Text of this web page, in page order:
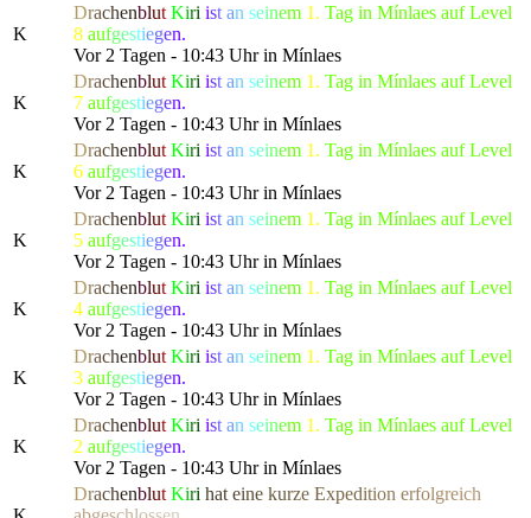
K
Drachenblut Kiri ist an seinem 1. Tag in Mínlaes auf Level
8 aufgestiegen.
Vor 2 Tagen - 10:43 Uhr in Mínlaes
K
Drachenblut Kiri ist an seinem 1. Tag in Mínlaes auf Level
7 aufgestiegen.
Vor 2 Tagen - 10:43 Uhr in Mínlaes
K
Drachenblut Kiri ist an seinem 1. Tag in Mínlaes auf Level
6 aufgestiegen.
Vor 2 Tagen - 10:43 Uhr in Mínlaes
K
Drachenblut Kiri ist an seinem 1. Tag in Mínlaes auf Level
5 aufgestiegen.
Vor 2 Tagen - 10:43 Uhr in Mínlaes
K
Drachenblut Kiri ist an seinem 1. Tag in Mínlaes auf Level
4 aufgestiegen.
Vor 2 Tagen - 10:43 Uhr in Mínlaes
K
Drachenblut Kiri ist an seinem 1. Tag in Mínlaes auf Level
3 aufgestiegen.
Vor 2 Tagen - 10:43 Uhr in Mínlaes
K
Drachenblut Kiri ist an seinem 1. Tag in Mínlaes auf Level
2 aufgestiegen.
Vor 2 Tagen - 10:43 Uhr in Mínlaes
Drachenblut Kiri hat eine kurze Expedition erfolgreich